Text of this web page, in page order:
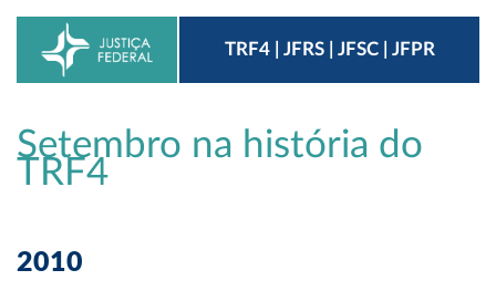
TRF4 | JFRS | JFSC | JFPR
Setembro na história do
TRF4
2010